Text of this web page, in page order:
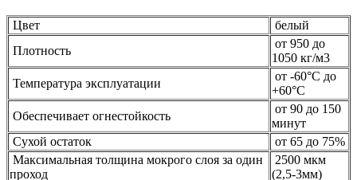
Цвет
белый
Плотность
от 950 до
1050 кг/м3
Температура эксплуатации
от -60°С до
+60°С
Обеспечивает огнестойкость
от 90 до 150
минут
Сухой остаток
от 65 до 75%
Максимальная толщина мокрого слоя за один
проход
2500 мкм
(2,5-3мм)